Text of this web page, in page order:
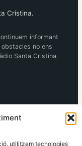
utilitzem tecnologies
Cristina.
informant
no ens
Santa Cristina.